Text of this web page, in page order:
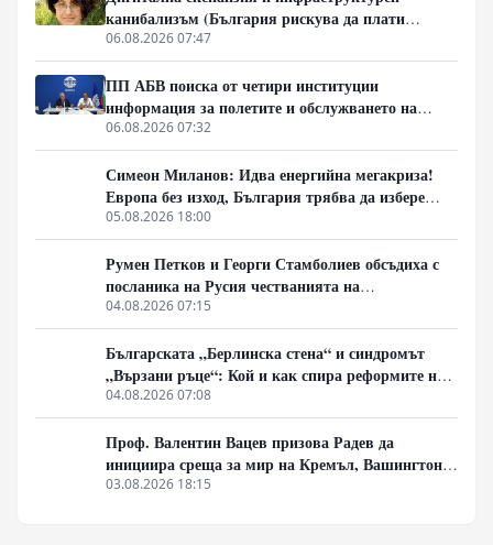
историческите паралели с България, Франция, Русия
и Германия, както и за причините обществата
за поредните партийни битки, а за процесите, които
подготвят следващия политически цикъл.
канибализъм (България рискува да плати
дигиталната трансформация на Европа с
екологична катастрофа!)
06.08.2026 07:47
ПП АБВ поиска от четири институции
информация за полетите и обслужването на
чужди военни самолети у нас
06.08.2026 07:32
Симеон Миланов: Идва енергийна мегакриза!
Европа без изход, България трябва да избере
сама пътя си
05.08.2026 18:00
Румен Петков и Георги Стамболиев обсъдиха с
посланика на Русия честванията на
Шипченската епопея и осъдиха медийните лъжи
за събитията в храм „Св. Неделя“
04.08.2026 07:15
Българската „Берлинска стена“ и синдромът
„Вързани ръце“: Кой и как спира реформите на
генерал Румен Радев?
04.08.2026 07:08
Проф. Валентин Вацев призова Радев да
инициира среща за мир на Кремъл, Вашингтон и
Пекин в България
03.08.2026 18:15